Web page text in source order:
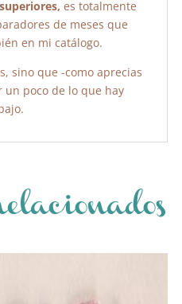
es totalmente
de meses que
en mi catálogo.
sino que -como aprecias
un poco de lo que hay